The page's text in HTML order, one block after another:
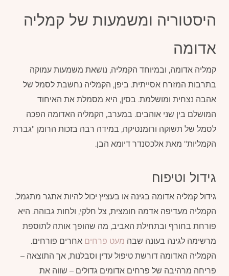
היסטוריה ומשמעות של קמליה
אדומה
קמליה אדומה, ובמיוחד הקמליה, נושאת משמעות עמוקה
בתרבות המזרח אסייתית. ביפן, הקמליה נחשבת לסמל של
אהבה נצחית ומושלמת. בסין, היא מסמלת את האיחוד
המושלם בין שני אוהבים. במערב, הקמליה האדומה הפכה
לסמל של תשוקה ורומנטיקה, במידה רבה בזכות הרומן "גברת
הקמליות" מאת אלכסנדר דיומא הבן.
גידול וטיפוח
גידול קמליה אדומה בגינה או בעציץ יכול להיות אתגר מתגמל.
הקמליה מעדיפה אדמה חומצית, צל חלקי, ולחות גבוהה. היא
פורחת בחורף ובתחילת האביב, מה שהופך אותה לתוספת
מרשימה לגינה בעונה שבה מעט פרחים אחרים פורחים.
הקמליה האדומה דורשת טיפול עדין וסבלנות, אך התוצאה –
פריחה מרהיבה של פרחים אדומים גדולים – שווה את